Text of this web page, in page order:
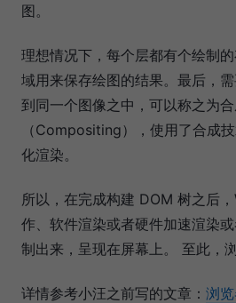
图。
理想情况下，每个层都有个绘制
域用来保存绘图的结果。最后，
到同一个图像之中，可以称之为
（Compositing），使用了合成
化渲染。
所以，在完成构建 DOM 树之后
作、软件渲染或者硬件加速渲染
制出来，呈现在屏幕上。 至此，
详情参考小汪之前写的文章： 浏